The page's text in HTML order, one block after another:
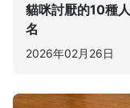
貓咪討厭的10種
名
2026年02月26日